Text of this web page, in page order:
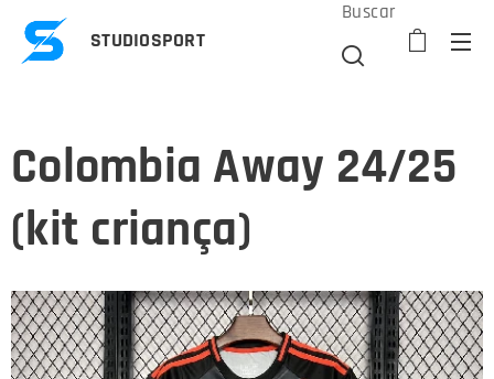
STUDIOSPORT
Buscar
Colombia Away 24/25
(kit criança)